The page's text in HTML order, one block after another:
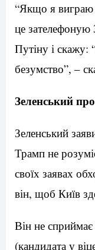
“Якщо я
це зателефоную
Путіну і скажу:
безумство”, –
Зеленський
Зеленський
Трамп не
своїх заявах
він, щоб Київ
Він не
(кандидата у